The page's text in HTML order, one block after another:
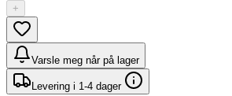
+
Varsle meg når på lager
Levering i 1-4 dager